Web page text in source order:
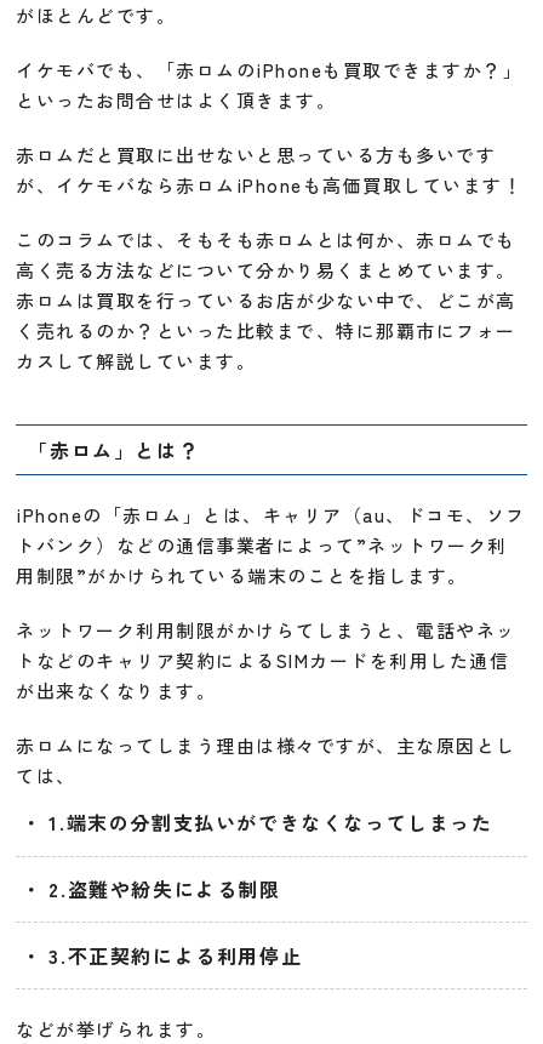
がほとんどです。
イケモバでも、「赤ロムのiPhoneも買取できますか？」
といったお問合せはよく頂きます。
赤ロムだと買取に出せないと思っている方も多いです
が、イケモバなら赤ロムiPhoneも高価買取しています！
このコラムでは、そもそも赤ロムとは何か、赤ロムでも
高く売る方法などについて分かり易くまとめています。
赤ロムは買取を行っているお店が少ない中で、どこが高
く売れるのか？といった比較まで、特に那覇市にフォー
カスして解説しています。
「赤ロム」とは？
iPhoneの「赤ロム」とは、キャリア（au、ドコモ、ソフ
トバンク）などの通信事業者によって”ネットワーク利
用制限”がかけられている端末のことを指します。
ネットワーク利用制限がかけらてしまうと、電話やネッ
トなどのキャリア契約によるSIMカードを利用した通信
が出来なくなります。
赤ロムになってしまう理由は様々ですが、主な原因とし
ては、
1.端末の分割支払いができなくなってしまった
2.盗難や紛失による制限
3.不正契約による利用停止
などが挙げられます。